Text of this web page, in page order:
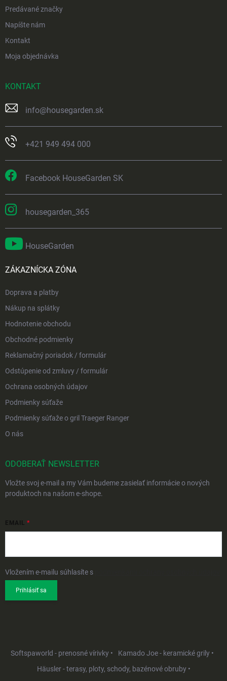
Predávané značky
Napíšte nám
Kontakt
Moja objednávka
KONTAKT
info@housegarden.sk
+421 949 494 000
Facebook HouseGarden SK
housegarden_365
HouseGarden
ZÁKAZNÍCKA ZÓNA
Doprava a platby
Nákup na splátky
Hodnotenie obchodu
Obchodné podmienky
Reklamačný poriadok / formulár
Odstúpenie od zmluvy / formulár
Ochrana osobných údajov
Podmienky súťaže
Podmienky súťaže o gril Traeger Ranger
O nás
ODOBERAŤ NEWSLETTER
Vložte svoj e-mail a my Vám budeme zasielať informácie o nových
produktoch na našom e-shope.
EMAIL
Vložením e-mailu súhlasíte s
Prihlásiť sa
Softspaworld - prenosné vírivky •
Kamado Joe - keramické grily •
Häusler - terasy, ploty, schody, bazénové obruby •